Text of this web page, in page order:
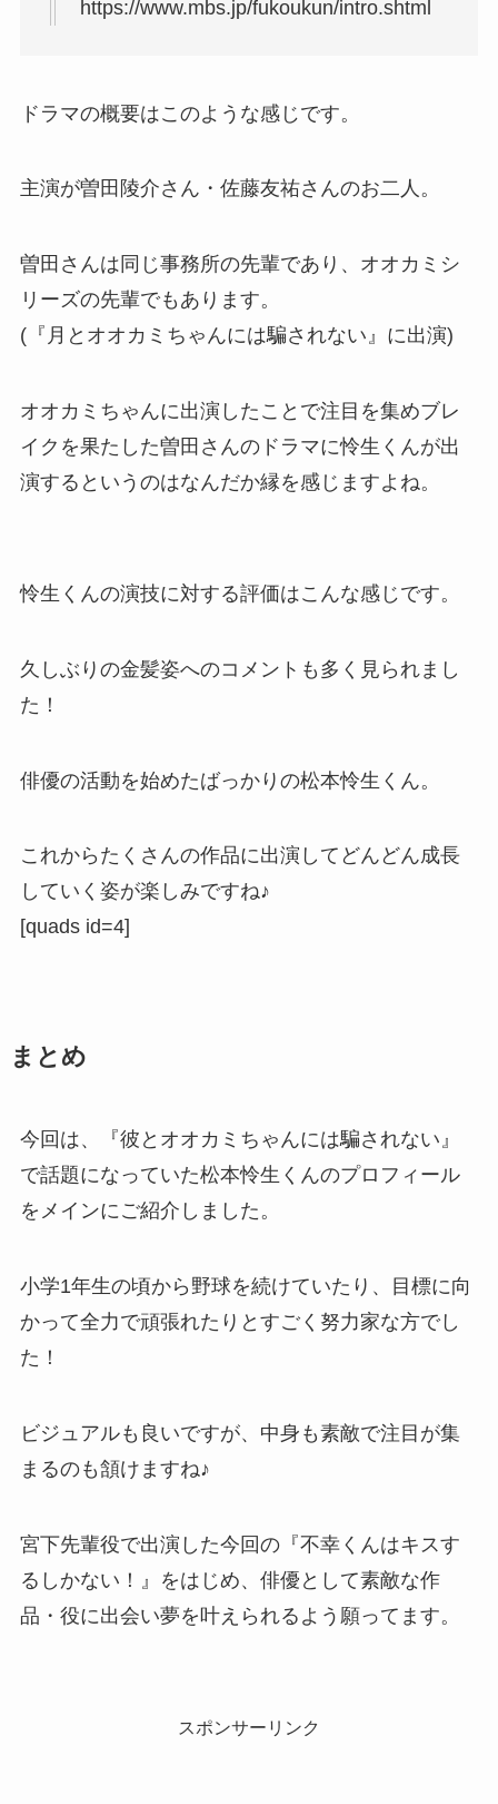
https://www.mbs.jp/fukoukun/intro.shtml
ドラマの概要はこのような感じです。
主演が曽田陵介さん・佐藤友祐さんのお二人。
曽田さんは同じ事務所の先輩であり、オオカミシ
リーズの先輩でもあります。
(『月とオオカミちゃんには騙されない』に出演)
オオカミちゃんに出演したことで注目を集めブレ
イクを果たした曽田さんのドラマに怜生くんが出
演するというのはなんだか縁を感じますよね。
怜生くんの演技に対する評価はこんな感じです。
久しぶりの金髪姿へのコメントも多く見られまし
た！
俳優の活動を始めたばっかりの松本怜生くん。
これからたくさんの作品に出演してどんどん成長
していく姿が楽しみですね♪
[quads id=4]
まとめ
今回は、『彼とオオカミちゃんには騙されない』
で話題になっていた松本怜生くんのプロフィール
をメインにご紹介しました。
小学1年生の頃から野球を続けていたり、目標に向
かって全力で頑張れたりとすごく努力家な方でし
た！
ビジュアルも良いですが、中身も素敵で注目が集
まるのも頷けますね♪
宮下先輩役で出演した今回の『不幸くんはキスす
るしかない！』をはじめ、俳優として素敵な作
品・役に出会い夢を叶えられるよう願ってます。
スポンサーリンク